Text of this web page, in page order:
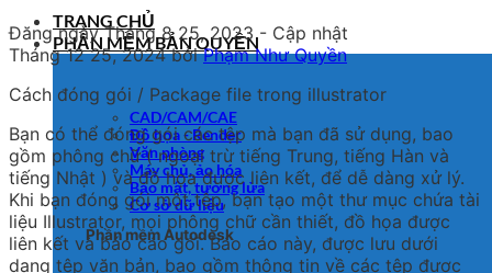
TRANG CHỦ
PHẦN MỀM BẢN QUYỀN
CAD/CAM/CAE
Đồ họa - Render
Văn phòng
Máy chủ, ảo hóa
Bảo mật, tường lửa
Cơ sở dữ liệu
Phần mềm Autodesk
Đăng ngàyTháng 8 25, 2023- Cập nhật
Tháng 12 25, 2024bởiPhạm Như Quyền
Cách đóng gói / Package file trong illustrator
Bạn có thể đóng gói các tệp mà bạn đã sử dụng, bao
gồm phông chữ ( ngoại trừ tiếng Trung, tiếng Hàn và
tiếng Nhật ) và đồ họa được liên kết, để dễ dàng xử lý.
Khi bạn đóng gói một tệp, bạn tạo một thư mục chứa tài
liệu Illustrator, mọi phông chữ cần thiết, đồ họa được
liên kết và báo cáo gói. Báo cáo này, được lưu dưới
dạng tệp văn bản, bao gồm thông tin về các tệp được